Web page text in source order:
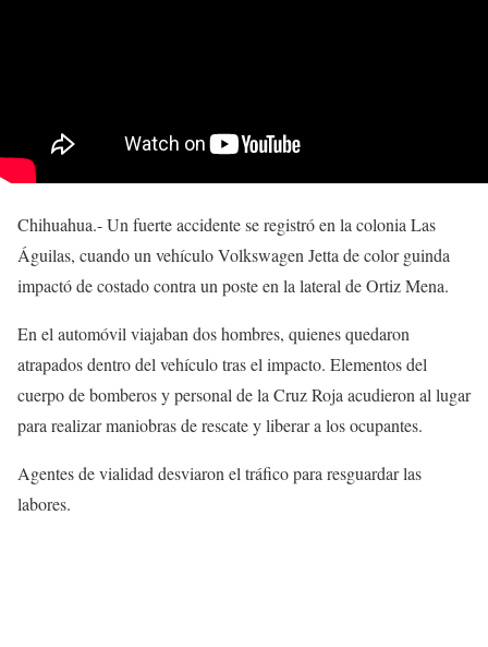
Chihuahua.- Un fuerte accidente se registró en la colonia Las
Águilas, cuando un vehículo Volkswagen Jetta de color guinda
impactó de costado contra un poste en la lateral de Ortiz Mena.
En el automóvil viajaban dos hombres, quienes quedaron
atrapados dentro del vehículo tras el impacto. Elementos del
cuerpo de bomberos y personal de la Cruz Roja acudieron al lugar
para realizar maniobras de rescate y liberar a los ocupantes.
Agentes de vialidad desviaron el tráfico para resguardar las
labores.